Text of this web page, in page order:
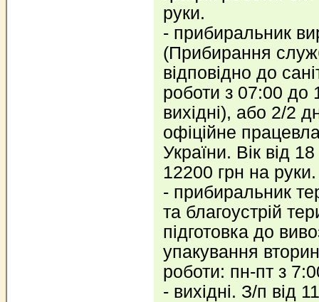
руки.
- прибиральник
(Прибирання
відповідно до
роботи з 07:00 до
вихідні), або 2/2
офіційне
України. Вік від
12200 грн на руки.
- прибиральник
та благоустрій
підготовка до
упакування
роботи: пн-пт з
- вихідні. З/п від